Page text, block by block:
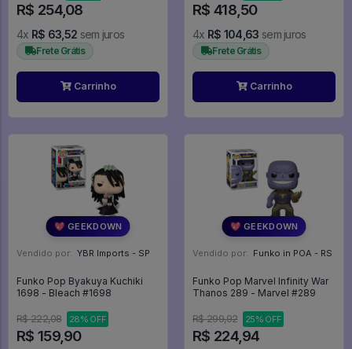
R$ 254,08
4x R$ 63,52 sem juros
Frete Grátis
Carrinho
R$ 418,50
4x R$ 104,63 sem juros
Frete Grátis
Carrinho
💖 GEEKDOWN
Vendido por: YBR Imports - SP
Funko Pop Byakuya Kuchiki
1698 - Bleach #1698
R$ 222,08 28% OFF
R$ 159,90
💖 GEEKDOWN
Vendido por: Funko in POA - RS
Funko Pop Marvel Infinity War
Thanos 289 - Marvel #289
R$ 299,92 25% OFF
R$ 224,94